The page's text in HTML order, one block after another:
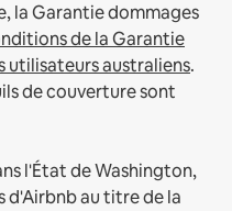
la Garantie dommages
de la Garantie
utilisateurs australiens.
de couverture sont
l'État de Washington,
au titre de la